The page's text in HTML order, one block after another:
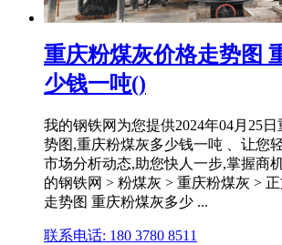
重庆粉煤灰价格走势图
少钱一吨()
我的钢铁网为您提供2024年04月25
势图,重庆粉煤灰多少钱一吨 、让您
市场分析动态,助您快人一步,掌握商
的钢铁网 > 粉煤灰 > 重庆粉煤灰 >
走势图 重庆粉煤灰多少 ...
联系电话: 180 3780 8511